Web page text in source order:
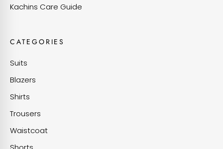
Kachins Care Guide
CATEGORIES
Suits
Blazers
Shirts
Trousers
Waistcoat